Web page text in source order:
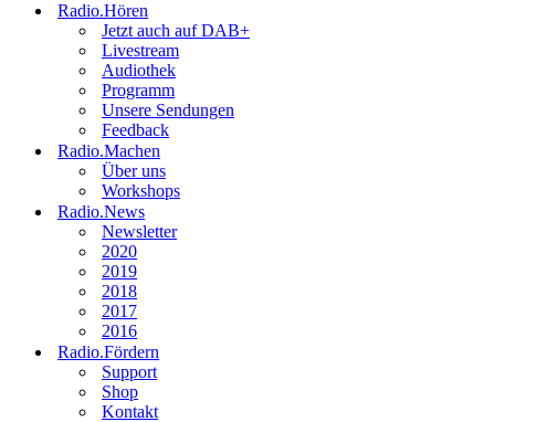
Radio.Hören
Jetzt auch auf DAB+
Livestream
Audiothek
Programm
Unsere Sendungen
Feedback
Radio.Machen
Über uns
Workshops
Radio.News
Newsletter
2020
2019
2018
2017
2016
Radio.Fördern
Support
Shop
Kontakt